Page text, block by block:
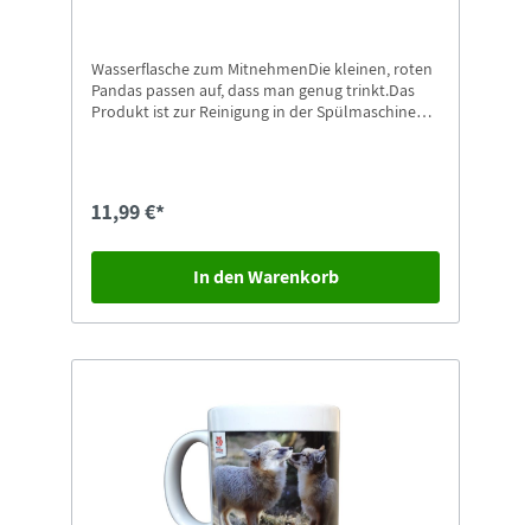
Wasserflasche zum MitnehmenDie kleinen, roten
Pandas passen auf, dass man genug trinkt.Das
Produkt ist zur Reinigung in der Spülmaschine
11,99 €*
In den Warenkorb